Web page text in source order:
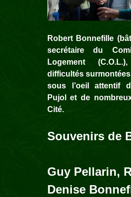
Robert Bonnefille
secrétaire du
Logement
difficultés
sous l’oeil attentif
Pujol et de
Cité.
Souvenirs de
Guy Pellarin,
Denise